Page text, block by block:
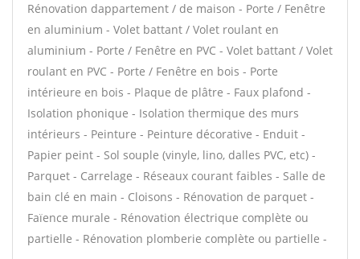
Rénovation dappartement / de maison - Porte / Fenêtre
en aluminium - Volet battant / Volet roulant en
aluminium - Porte / Fenêtre en PVC - Volet battant / Volet
roulant en PVC - Porte / Fenêtre en bois - Porte
intérieure en bois - Plaque de plâtre - Faux plafond -
Isolation phonique - Isolation thermique des murs
intérieurs - Peinture - Peinture décorative - Enduit -
Papier peint - Sol souple (vinyle, lino, dalles PVC, etc) -
Parquet - Carrelage - Réseaux courant faibles - Salle de
bain clé en main - Cloisons - Rénovation de parquet -
Faïence murale - Rénovation électrique complète ou
partielle - Rénovation plomberie complète ou partielle -